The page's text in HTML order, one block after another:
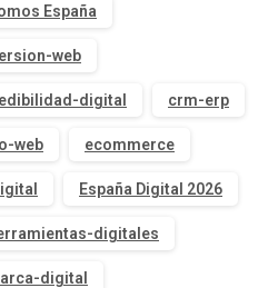
España
web
digital crm-erp
web ecommerce
España Digital 2026
digitales
digital